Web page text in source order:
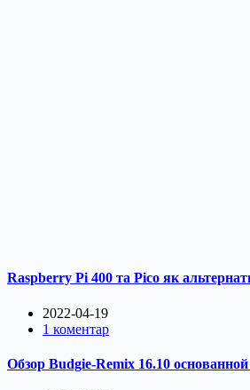
Raspberry Pi 400 та Pico як
2022-04-19
1 коментар
Обзор Budgie-Remix 16.10